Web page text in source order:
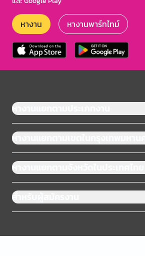
หางาน หางานพาร์ทไทม์
หางานแยกตามประเภทงาน
หางานแยกตามเขตในกรุงเทพมหานคร
หางานแยกตามจังหวัดในประเทศไทย
สำหรับผู้สมัครงาน